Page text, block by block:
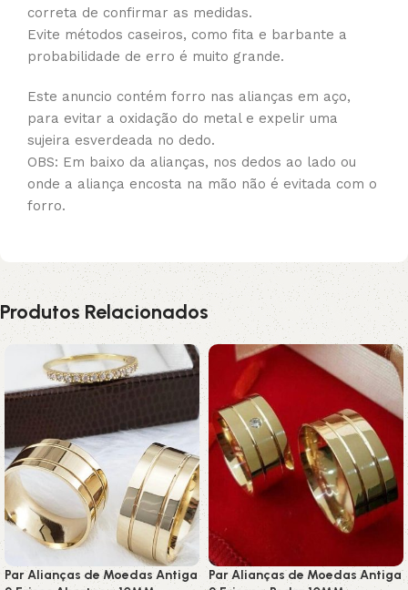
correta de confirmar as medidas.
Evite métodos caseiros, como fita e barbante a
probabilidade de erro é muito grande.
Este anuncio contém forro nas alianças em aço,
para evitar a oxidação do metal e expelir uma
sujeira esverdeada no dedo.
OBS: Em baixo da alianças, nos dedos ao lado ou
onde a aliança encosta na mão não é evitada com o
forro.
Produtos Relacionados
Par Alianças de Moedas Antiga
Par Alianças de Moedas Antiga